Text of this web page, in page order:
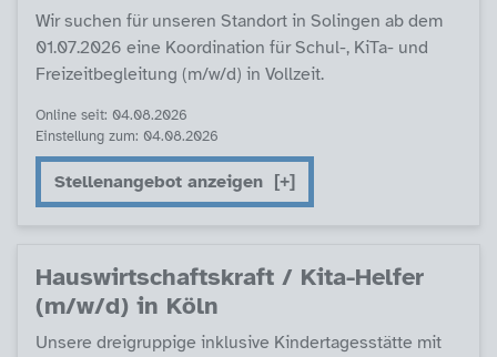
Wir su­chen für un­se­ren Stand­ort in So­lin­gen ab dem
01.07.2026 ei­ne Ko­or­di­na­ti­on für Schul-, Ki­Ta- und
Frei­zeit­be­g­lei­tung (m/w/d) in Voll­zeit.
Online seit: 04.08.2026
Einstellung zum: 04.08.2026
Stellenangebot anzeigen
Haus­wirt­schafts­kraft / Ki­ta-Hel­fer
(m/w/d) in Köln
Un­se­re drei­grup­pi­ge in­k­lu­si­ve Kin­der­ta­ges­stät­te mit